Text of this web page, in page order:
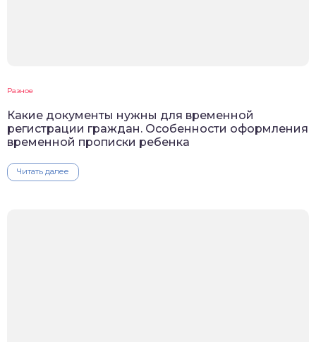
Разное
Какие документы нужны для временной
регистрации граждан. Особенности оформления
временной прописки ребенка
Читать далее